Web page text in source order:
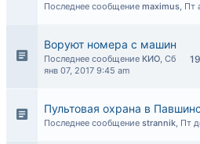
Последнее сообщение maximus, Пт
Воруют номера с машин
Последнее сообщение КИО, Сб
янв 07, 2017 9:45 am
Пультовая охрана в
Последнее сообщение strannik, Пт